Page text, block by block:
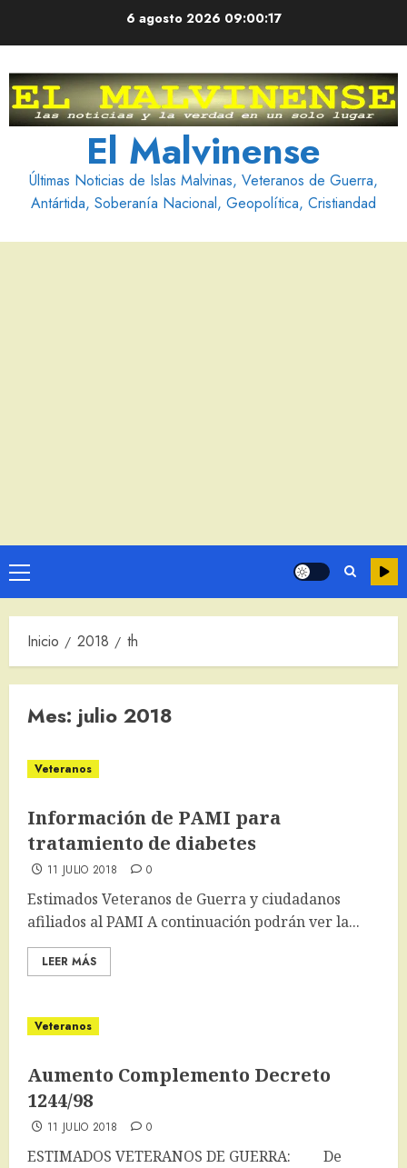
6 agosto 2026 09:00:18
El Malvinense
Últimas Noticias de Islas Malvinas, Veteranos de Guerra,
Antártida, Soberanía Nacional, Geopolítica, Cristiandad
Menú
principal
Inicio 2018 th
Mes: julio 2018
Veteranos
​Información de PAMI para
tratamiento de diabetes
11 JULIO 2018 0
Estimados Veteranos de Guerra y ciudadanos
afiliados al PAMI A continuación podrán ver la...
LEER MÁS
Veteranos
Aumento Complemento Decreto
1244/98
11 JULIO 2018 0
ESTIMADOS VETERANOS DE GUERRA: De